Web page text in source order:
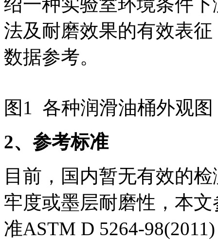
法及耐磨效果的有效表
数据参考。
图1 各种润滑油桶外观图
2、参考标准
目前，国内暂无有效的
牢度或墨层耐磨性，本
准ASTM D 5264-